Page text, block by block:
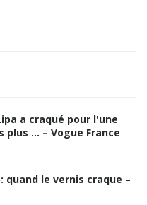
a craqué pour l'une
plus … – Vogue France
quand le vernis craque –